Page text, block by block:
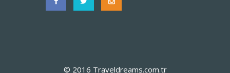
© 2016 Traveldreams.com.tr